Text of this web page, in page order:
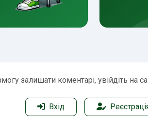
залишати коментарі, увійдіть на
Вхід